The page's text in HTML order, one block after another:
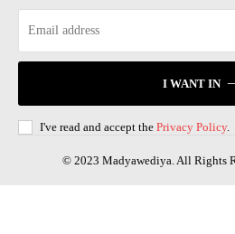
I WANT IN
I've read and accept the Privacy Policy.
© 2023 Madyawediya. All Rights